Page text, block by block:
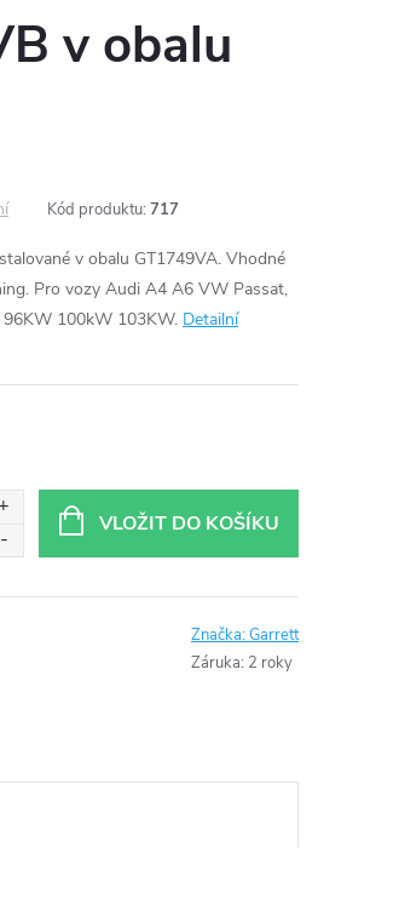
v obalu
Kód produktu: 717
v obalu GT1749VA. Vhodné
Pro vozy Audi A4 A6 VW Passat,
96KW 100kW 103KW. Detailní
VLOŽIT DO KOŠÍKU
Značka:Garrett
Záruka: 2 roky